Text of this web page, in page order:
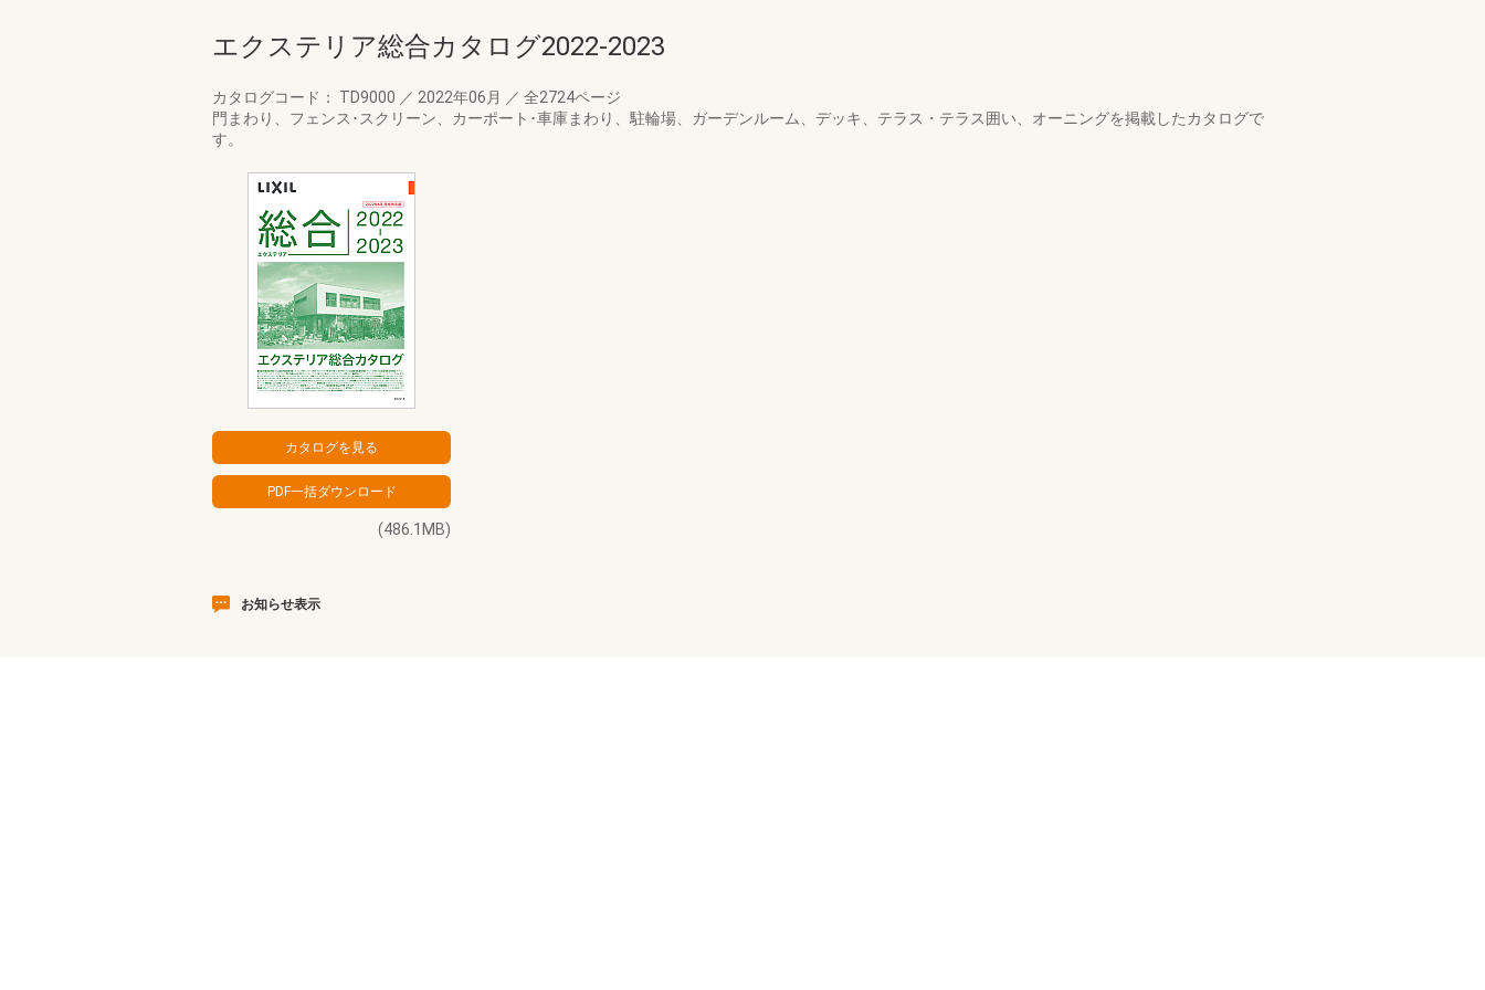
エクステリア総合カタログ2022-2023
カタログコード： TD9000 ／ 2022年06月 ／ 全2724ページ
門まわり、フェンス･スクリーン、カーポート･車庫まわり、駐輪場、ガーデンルーム、デッキ、テラス・テラス囲い、オーニングを掲載したカタログで
す。
(486.1MB)
お知らせ表示